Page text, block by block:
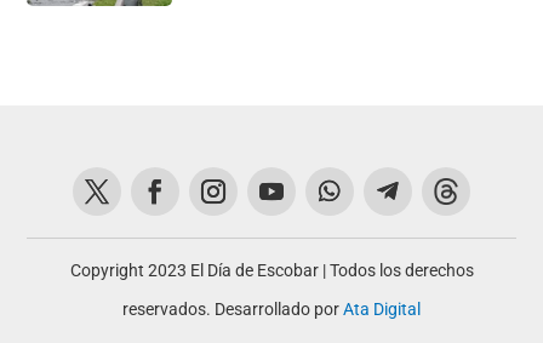
Copyright 2023 El Día de Escobar | Todos los derechos
reservados. Desarrollado porAta Digital